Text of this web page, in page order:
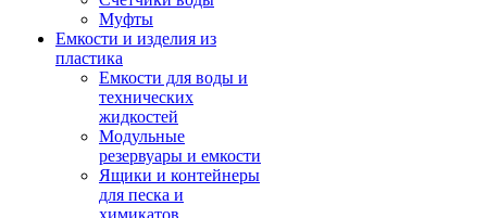
Муфты
Емкости и изделия из
пластика
Емкости для воды и
технических
жидкостей
Модульные
резервуары и емкости
Ящики и контейнеры
для песка и
химикатов